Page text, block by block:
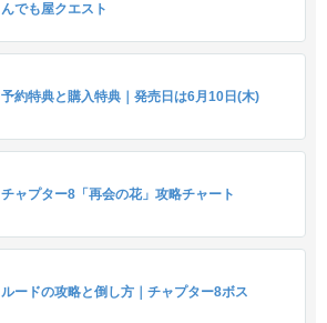
んでも屋クエスト
予約特典と購入特典｜発売日は6月10日(木)
チャプター8「再会の花」攻略チャート
ルードの攻略と倒し方｜チャプター8ボス